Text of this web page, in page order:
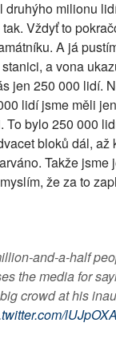
druhýho milionu
Vždyť to
A já
a vona
jen 250 000 lidí.
lidí jsme měli
To bylo 250 000
bloků dál, až
Takže jsme
že za to
and-a-half
the media for
crowd at his